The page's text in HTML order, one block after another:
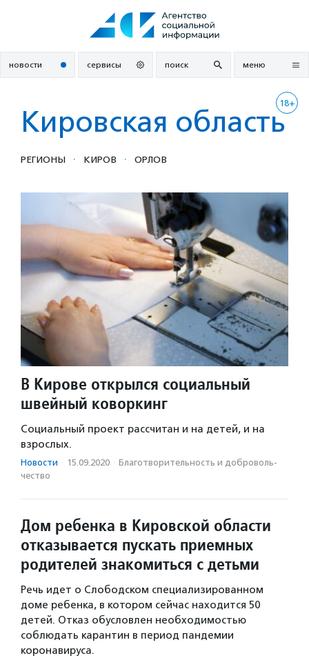
новости сервисы поиск меню
18+
Кировская область
РЕГИОНЫ · КИРОВ · ОРЛОВ
В Кирове открылся социальный
швейный коворкинг
Социальный проект рассчитан и на детей, и на
взрослых.
Новости · 15.09.2020 · Благотвори­тель­ность и доброволь­
чест­во
Дом ребенка в Кировской области
отказывается пускать приемных
родителей знакомиться с детьми
Речь идет о Слободском специализированном
доме ребенка, в котором сейчас находится 50
детей. Отказ обусловлен необходимостью
соблюдать карантин в период пандемии
коронавируса.